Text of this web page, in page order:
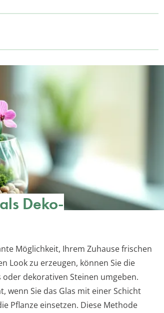
Deko-
Möglichkeit, Ihrem Zuhause frischen
Look zu erzeugen, können Sie die
dekorativen Steinen umgeben.
wenn Sie das Glas mit einer Schicht
Pflanze einsetzen. Diese Methode